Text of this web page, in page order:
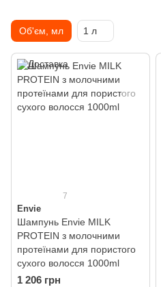
Об'єм, мл 1 л
7
Envie
Шампунь Envie MILK
PROTEIN з молочними
протеїнами для пористого
сухого волосся 1000ml
1 206 грн